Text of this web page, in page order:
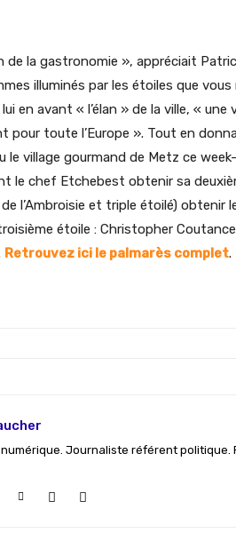
la gastronomie », appréciait
illuminés par les étoiles que
en avant « l’élan » de la ville, « une
pour toute l’Europe ». Tout en
village gourmand de Metz ce
le chef Etchebest obtenir sa
l’Ambroisie et triple étoilé) obtenir
étoile : Christopher
Retrouvez ici le palmarès complet.
Journaliste référent politique.